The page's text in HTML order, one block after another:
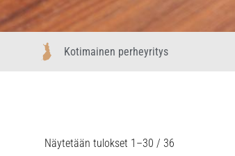
Kotimainen perheyritys
Näytetään tulokset 1–30 / 36